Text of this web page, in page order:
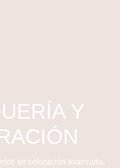
Y
en coloración avanzada,